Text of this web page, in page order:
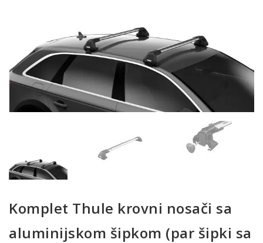
Komplet Thule krovni nosači sa
aluminijskom šipkom (par šipki sa